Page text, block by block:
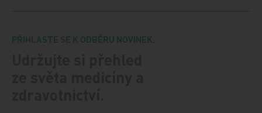
PŘIHLASTE SE K ODBĚRU NOVINEK.